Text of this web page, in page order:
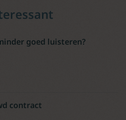
goed luisteren?
contract